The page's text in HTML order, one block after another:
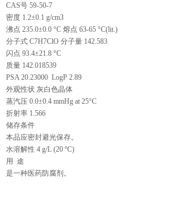
CAS号 59-50-7
密度 1.2±0.1 g/cm3
沸点 235.0±0.0 °C 熔点 63-65 °C(lit.)
分子式 C7H7ClO 分子量 142.583
闪点 93.4±21.8 °C
质量 142.018539
PSA 20.23000 LogP 2.89
外观性状 灰白色晶体
蒸汽压 0.0±0.4 mmHg at 25°C
折射率 1.566
储存条件
本品应密封避光保存。
水溶解性 4 g/L (20 ºC)
用 途
是一种医药防腐剂。